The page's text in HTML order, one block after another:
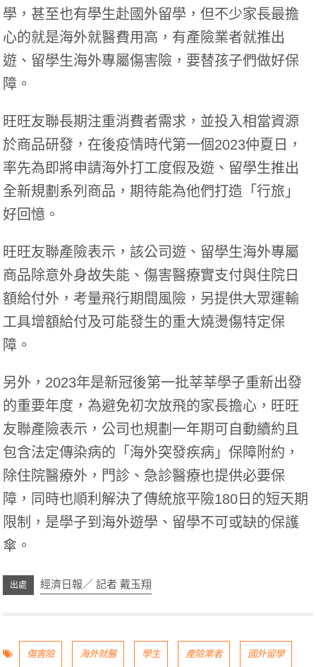
學，甚至也有學生赴國外留學，但不少家長最擔
心的就是海外就醫費用高，有產險業者就推出
遊、留學生海外專屬傷害險，要替孩子們做好保
障。
旺旺友聯長期注重消費者需求，並投入相當資源
於商品研發，在後疫情時代第一個2023仲夏日，
率先為即將申請海外打工度假及遊、留學生推出
全新規劃系列商品，期待能為他們打造「行旅」
好回憶。
旺旺友聯產險表示，該公司遊、留學生海外專屬
商品除意外身故失能、傷害醫療實支付與住院日
額給付外，考量飛行期間風險，另提供大眾運輸
工具增額給付及可能發生的重大燒燙傷特定保
障。
另外，2023年是新冠後第一批莘莘學子重新出發
的重要年度，為避免初次放飛的家長擔心，旺旺
友聯產險表示，公司也規劃一年期可自動續約且
包含法定傳染病的「海外突發疾病」保障附約，
除住院醫療外，門診、急診醫療也提供必要保
障，同時也順利解決了傳統旅平險180日的短天期
限制，是學子到海外遊學、留學不可或缺的保護
傘。
經濟日報／ 記者 戴玉翔
傷害險 海外就醫 學生 產險業者 國外留學